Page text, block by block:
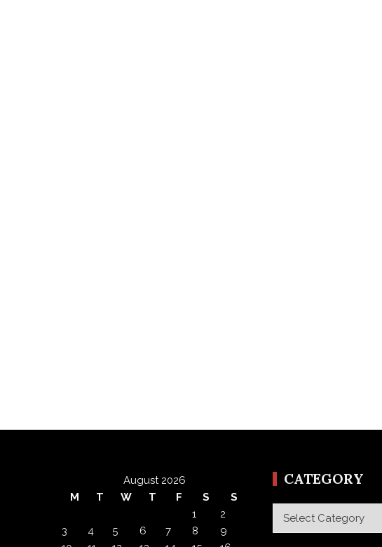
August 2026
M
T W T F S
S
1
2
3
4 5 6 7 8
9
CATEGORY
Category